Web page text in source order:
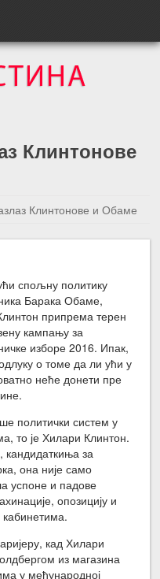
Клинтонове
Клинтонове и Обаме
вест
Следећа вест →
спољну политику
Барака Обаме,
припрема терен
кампању за
изборе 2016. Ипак,
о томе да ли ући у
неће донети пре
политички систем у
то је Хилари Клинтон.
за
она није само
успоне и падове
опозицију и
кад Хилари
из магазина
у међународној